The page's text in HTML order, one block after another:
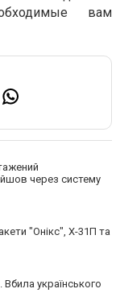
вам
через систему
"Онікс", Х-31П та
українського